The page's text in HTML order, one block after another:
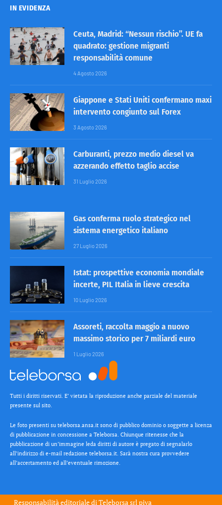
IN EVIDENZA
Ceuta, Madrid: “Nessun rischio”. UE fa
quadrato: gestione migranti
responsabilità comune
4 Agosto 2026
Giappone e Stati Uniti confermano maxi
intervento congiunto sul Forex
3 Agosto 2026
Carburanti, prezzo medio diesel va
azzerando effetto taglio accise
31 Luglio 2026
Gas conferma ruolo strategico nel
sistema energetico italiano
27 Luglio 2026
Istat: prospettive economia mondiale
incerte, PIL Italia in lieve crescita
10 Luglio 2026
Assoreti, raccolta maggio a nuovo
massimo storico per 7 miliardi euro
1 Luglio 2026
Tutti i diritti riservati. E’ vietata la riproduzione anche parziale del materiale
presente sul sito.
Le foto presenti su teleborsa.ansa.it sono di pubblico dominio o soggette a licenza
di pubblicazione in concessione a Teleborsa. Chiunque ritenesse che la
pubblicazione di un’immagine leda diritti di autore è pregato di segnalarlo
all’indirizzo di e-mail redazione teleborsa.it. Sarà nostra cura provvedere
all’accertamento ed all’eventuale rimozione.
Responsabilità editoriale diTeleborsa srlpiva